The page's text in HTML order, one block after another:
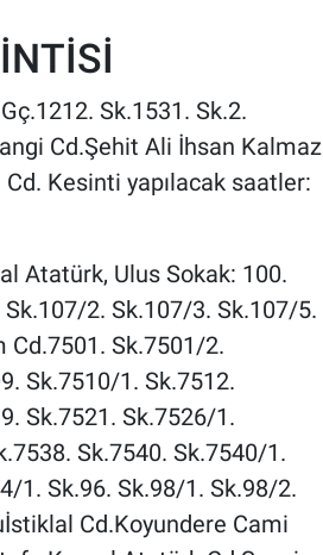
Sk.1531. Sk.2.
Cd.Şehit Ali İhsan Kalmaz
Kesinti yapılacak saatler:
Atatürk, Ulus Sokak: 100.
2. Sk.107/3. Sk.107/5.
Cd.7501. Sk.7501/2.
Sk.7510/1. Sk.7512.
Sk.7521. Sk.7526/1.
Sk.7540. Sk.7540/1.
1. Sk.96. Sk.98/1. Sk.98/2.
Cd.Koyundere Cami